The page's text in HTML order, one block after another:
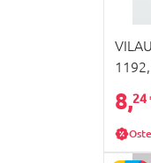
8,24